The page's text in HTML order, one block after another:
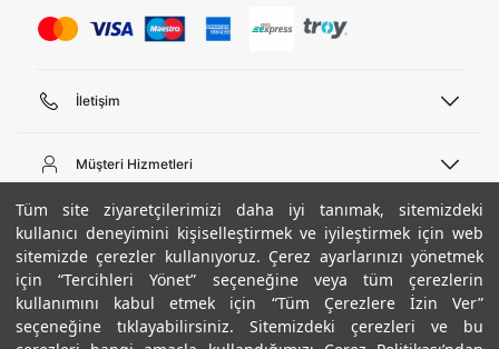
Tüm site ziyaretçilerimizi daha iyi tanımak, sitemizdeki
kullanıcı deneyimini kişiselleştirmek ve iyileştirmek için web
sitemizde çerezler kullanıyoruz. Çerez ayarlarınızı yönetmek
için “Tercihleri Yönet” seçeneğine veya tüm çerezlerin
kullanımını kabul etmek için “Tüm Çerezlere İzin Ver”
seçeneğine tıklayabilirsiniz. Sitemizdeki çerezleri ve bu
İletişim
444 02 00
Pazartesi - Cuma 09:00 - 18:00
E-posta
bilgi@underarmour.com
Müşteri Hizmetleri
Sipariş Sorgulama
Bize Ulaşın
Teslimat Bilgileri
İşlem Rehberi
İade ve Değişimler
Sıkça Sorulan Sorular
Hakkımızda
Ticari Bilgiler
Hükümler ve Koşullar
Gizlilik Politikası
UA Sosyal Medya
Instagram